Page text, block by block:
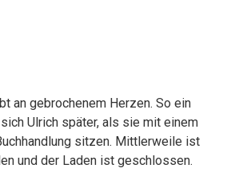
an gebrochenem Herzen. So ein
Ulrich später, als sie mit einem
sitzen. Mittlerweile ist
und der Laden ist geschlossen.